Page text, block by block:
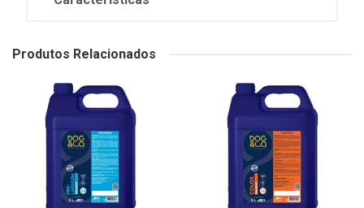
Produtos Relacionados